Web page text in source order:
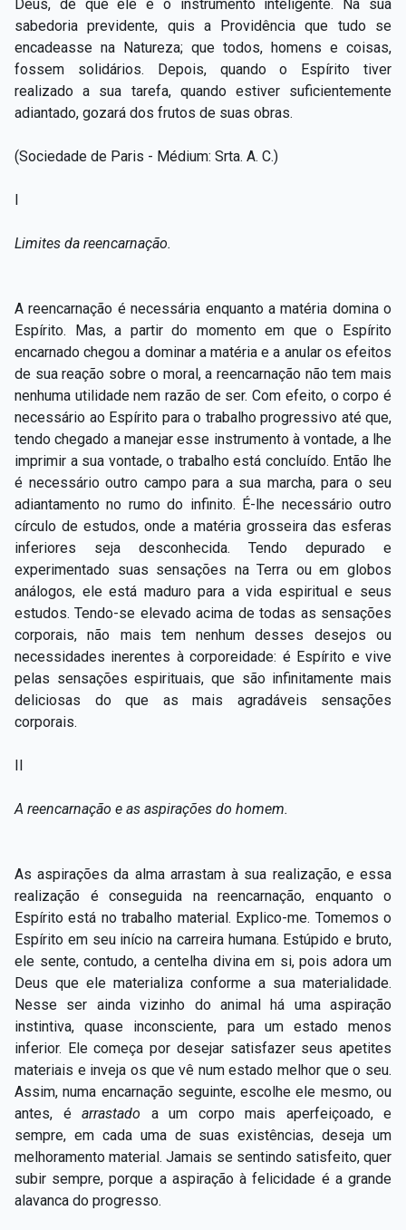
Deus, de que ele é o instrumento inteligente. Na sua
sabedoria previdente, quis a Providência que tudo se
encadeasse na Natureza; que todos, homens e coisas,
fossem solidários. Depois, quando o Espírito tiver
realizado a sua tarefa, quando estiver suficientemente
adiantado, gozará dos frutos de suas obras.
(Sociedade de Paris - Médium: Srta. A. C.)
I
Limites da reencarnação.
A reencarnação é necessária enquanto a matéria domina o
Espírito. Mas, a partir do momento em que o Espírito
encarnado chegou a dominar a matéria e a anular os efeitos
de sua reação sobre o moral, a reencarnação não tem mais
nenhuma utilidade nem razão de ser. Com efeito, o corpo é
necessário ao Espírito para o trabalho progressivo até que,
tendo chegado a manejar esse instrumento à vontade, a lhe
imprimir a sua vontade, o trabalho está concluído. Então lhe
é necessário outro campo para a sua marcha, para o seu
adiantamento no rumo do infinito. É-lhe necessário outro
círculo de estudos, onde a matéria grosseira das esferas
inferiores seja desconhecida. Tendo depurado e
experimentado suas sensações na Terra ou em globos
análogos, ele está maduro para a vida espiritual e seus
estudos. Tendo-se elevado acima de todas as sensações
corporais, não mais tem nenhum desses desejos ou
necessidades inerentes à corporeidade: é Espírito e vive
pelas sensações espirituais, que são infinitamente mais
deliciosas do que as mais agradáveis sensações
corporais.
II
A reencarnação e as aspirações do homem.
As aspirações da alma arrastam à sua realização, e essa
realização é conseguida na reencarnação, enquanto o
Espírito está no trabalho material. Explico-me. Tomemos o
Espírito em seu início na carreira humana. Estúpido e bruto,
ele sente, contudo, a centelha divina em si, pois adora um
Deus que ele materializa conforme a sua materialidade.
Nesse ser ainda vizinho do animal há uma aspiração
instintiva, quase inconsciente, para um estado menos
inferior. Ele começa por desejar satisfazer seus apetites
materiais e inveja os que vê num estado melhor que o seu.
Assim, numa encarnação seguinte, escolhe ele mesmo, ou
antes, é arrastado a um corpo mais aperfeiçoado, e
sempre, em cada uma de suas existências, deseja um
melhoramento material. Jamais se sentindo satisfeito, quer
subir sempre, porque a aspiração à felicidade é a grande
alavanca do progresso.